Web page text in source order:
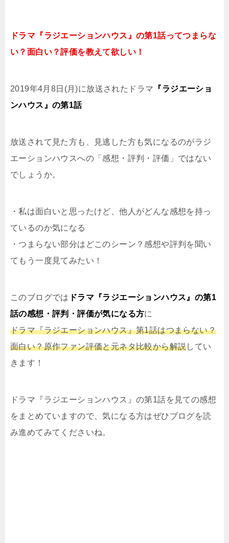
ドラマ『ラジエーションハウス』の第1話ってつまらな
い？面白い？評価を教えて欲しい！
2019年4月8日(月)に放送されたドラマ 『ラジエーショ
ンハウス』の第1話
放送されて見た方も、見逃した方も気になるのがラジ
エーションハウスへの「感想・評判・評価」ではない
でしょうか。
・私は面白いと思ったけど、他人がどんな感想を持っ
ているのか気になる
・つまらない部分はどこのシーン？感想や評判を聞い
てもう一度見てみたい！
このブログでは ドラマ『ラジエーションハウス』の第1
話の感想・評判・評価が気になる方に
ドラマ『ラジエーションハウス』第1話はつまらない？
面白い？原作ファン評価と元ネタ比較から解説してい
きます！
ドラマ『ラジエーションハウス』の第1話を見ての感想
をまとめていますので、気になる方はぜひブログを読
み進めてみてくださいね。